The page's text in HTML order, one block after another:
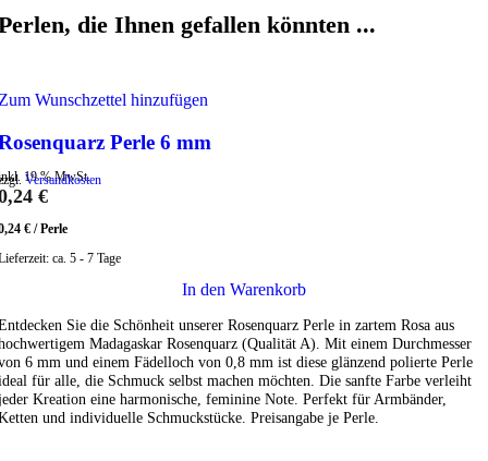
die Ihnen gefallen könnten ...
Wunschzettel hinzufügen
Perle 6 mm
19 % MwSt.
Versandkosten
€
€ /Perle
ca. 5 - 7 Tage
In den Warenkorb
Sie die Schönheit unserer Rosenquarz Perle in zartem Rosa aus
Madagaskar Rosenquarz (Qualität A). Mit einem Durchmesser
6 mm und einem Fädelloch von 0,8 mm ist diese glänzend polierte Perle
für alle, die Schmuck selbst machen möchten. Die sanfte Farbe verleiht
Kreation eine harmonische, feminine Note. Perfekt für Armbänder,
und individuelle Schmuckstücke. Preisangabe je Perle.